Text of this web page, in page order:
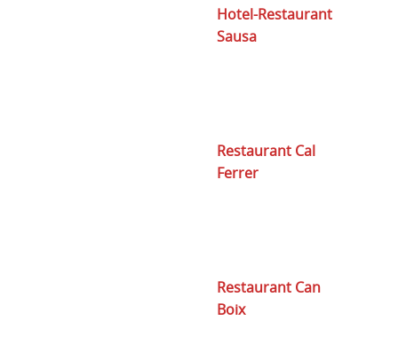
Hotel-Restaurant
Sausa
Restaurant Cal
Ferrer
Restaurant Can
Boix